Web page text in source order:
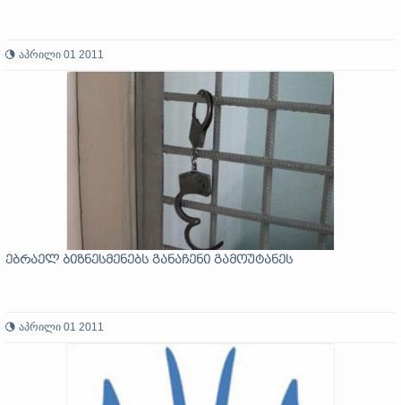
აპრილი 01 2011
ებრაელ ბიზნესმენებს განაჩენი გამოუტანეს
აპრილი 01 2011